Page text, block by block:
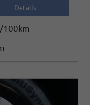
Details
100km